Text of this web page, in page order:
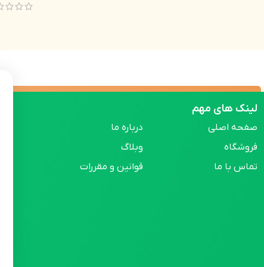
لینک های مهم
صفحه اصلی
فروشگاه
تماس با ما
درباره ما
وبلاگ
قوانین و مقررات